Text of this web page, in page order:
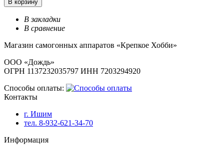
В корзину
В закладки
В сравнение
Магазин самогонных аппаратов «Крепкое Хобби»
ООО «Дождь»
ОГРН 1137232035797 ИНН 7203294920
Способы оплаты:
Контакты
г. Ишим
тел. 8-932-621-34-70
Информация